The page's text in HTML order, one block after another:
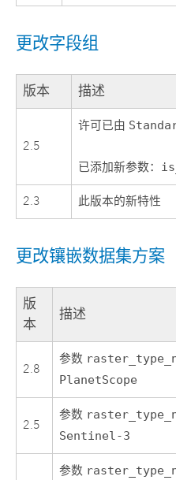
更改字段组
版本 描述
2.5
许可已由
已添加新参数：
2.3 此版本的新特性
更改镶嵌数据集方案
版
本
描述
2.8
参数
PlanetScope
2.5
参数
Sentinel-3
参数